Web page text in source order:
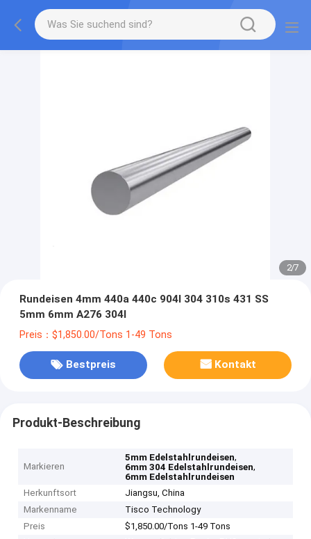
2/7
Rundeisen 4mm 440a 440c 904l 304 310s 431 SS
5mm 6mm A276 304l
Preis：$1,850.00/Tons 1-49 Tons
Bestpreis Kontakt
Produkt-Beschreibung
Markieren
5mm Edelstahlrundeisen,
6mm 304 Edelstahlrundeisen,
6mm Edelstahlrundeisen
Herkunftsort
Jiangsu, China
Markenname
Tisco Technology
Preis
$1,850.00/Tons 1-49 Tons